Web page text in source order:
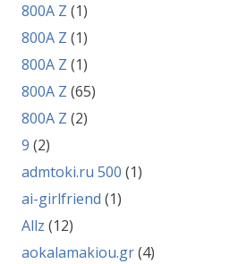
800A Z (1)
800A Z (1)
800A Z (1)
800A Z (65)
800A Z (2)
9 (2)
admtoki.ru 500 (1)
ai-girlfriend (1)
Allz (12)
aokalamakiou.gr(4)